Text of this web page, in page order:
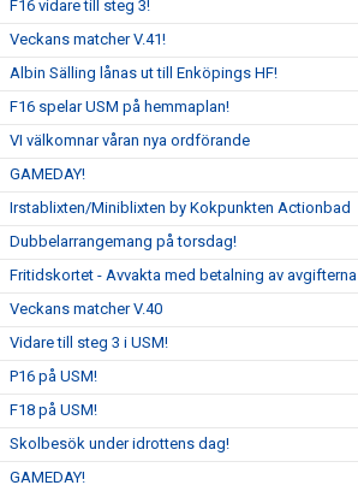
F16 vidare till steg 3!
Veckans matcher V.41!
Albin Sälling lånas ut till Enköpings HF!
F16 spelar USM på hemmaplan!
VI välkomnar våran nya ordförande
GAMEDAY!
Irstablixten/Miniblixten by Kokpunkten Actionbad
Dubbelarrangemang på torsdag!
Fritidskortet - Avvakta med betalning av avgifterna
Veckans matcher V.40
Vidare till steg 3 i USM!
P16 på USM!
F18 på USM!
Skolbesök under idrottens dag!
GAMEDAY!